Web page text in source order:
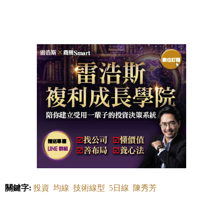
關鍵字: 投資 均線 技術線型 5日線 陳秀芳